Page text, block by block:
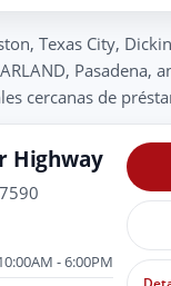
Texas City,
Pasadena,
cercanas de
Highway
- 6:00PM